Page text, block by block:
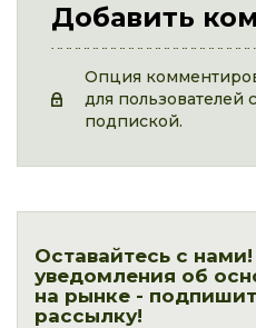
Добавить
Опция
для пользователей
подпиской.
Оставайтесь с
уведомления об
на рынке -
рассылку!